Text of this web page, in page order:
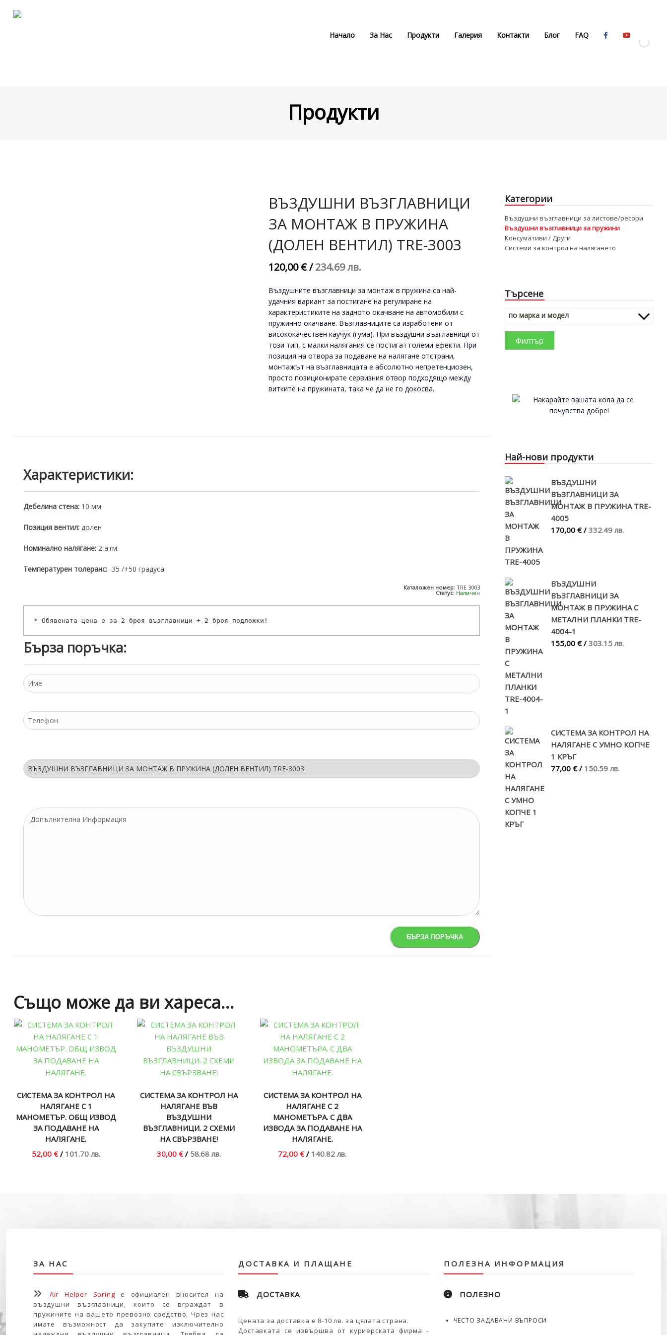
Начало За Нас Продукти Галерия Контакти Блог FAQ
Продукти
ВЪЗДУШНИ ВЪЗГЛАВНИЦИ
ЗА МОНТАЖ В ПРУЖИНА
(ДОЛЕН ВЕНТИЛ) TRE-3003
120,00 €/234.69 лв.
Въздушните възглавници за монтаж в пружина са най-
удачния вариант за постигане на регулиране на
характеристиките на задното окачване на автомобили с
пружинно окачване. Възглавниците са изработени от
висококачествен каучук (гума). При въздушни възглавници от
този тип, с малки налягания се постигат големи ефекти. При
позиция на отвора за подаване на налягане отстрани,
монтажът на възглавницата е абсолютно непретенциозен,
просто позиционирате сервизния отвор подходящо между
витките на пружината, така че да не го докосва.
Характеристики:
Дебелина стена: 10 мм
Позиция вентил: долен
Номинално налягане: 2 атм.
Темпeратурен толеранс: -35 /+50 градуса
Каталожен номер: TRE 3003
Статус: Наличен
* Обявената цена е за 2 броя възглавници + 2 броя подложки!
Бърза поръчка:
Също може да ви хареса…
СИСТЕМА ЗА КОНТРОЛ НА
НАЛЯГАНЕ С 1
МАНОМЕТЪР. ОБЩ ИЗВОД
ЗА ПОДАВАНЕ НА
НАЛЯГАНЕ.
52,00 € / 101.70 лв.
СИСТЕМА ЗА КОНТРОЛ НА
НАЛЯГАНЕ ВЪВ
ВЪЗДУШНИ
ВЪЗГЛАВНИЦИ. 2 СХЕМИ
НА СВЪРЗВАНЕ!
30,00 € / 58.68 лв.
СИСТЕМА ЗА КОНТРОЛ НА
НАЛЯГАНЕ С 2
МАНОМЕТЪРА. С ДВА
ИЗВОДА ЗА ПОДАВАНЕ НА
НАЛЯГАНЕ.
72,00 € / 140.82 лв.
Категории
Въздушни възглавници за листове/ресори
Въздушни възглавници за пружини
Консумативи / Други
Системи за контрол на налягането
Търсене
по марка и модел
Филтър
Най-нови продукти
ВЪЗДУШНИ
ВЪЗГЛАВНИЦИ ЗА
МОНТАЖ В ПРУЖИНА TRE-
4005
170,00 € / 332.49 лв.
ВЪЗДУШНИ
ВЪЗГЛАВНИЦИ ЗА
МОНТАЖ В ПРУЖИНА С
МЕТАЛНИ ПЛАНКИ TRE-
4004-1
155,00 € / 303.15 лв.
СИСТЕМА ЗА КОНТРОЛ НА
НАЛЯГАНЕ С УМНО КОПЧЕ
1 КРЪГ
77,00 € / 150.59 лв.
ЗА НАС
Air Helper Spring е официален вносител на
въздушни възглавници, които се вграждат в
пружините на вашето превозно средство. Чрез нас
имате възможност да закупите изключително
ДОСТАВКА И ПЛАЩАНЕ
ДОСТАВКА
Цената за доставка е 8-10 лв. за цялата страна.
Доставката се извършва от куриерската фирма -
ПОЛЕЗНА ИНФОРМАЦИЯ
ПОЛЕЗНО
ЧЕСТО ЗАДАВАНИ ВЪПРОСИ